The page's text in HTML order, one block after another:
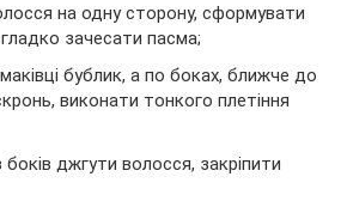
на одну сторону, сформувати
зачесати пасма;
бублик, а по боках, ближче до
виконати тонкого плетіння
боків джгути волосся, закріпити